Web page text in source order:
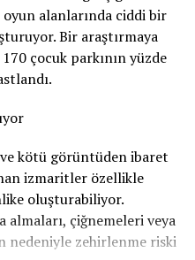
#Ukrayna
40. Yıl Dönümünü
Öğretmenin İşten
Maliyet
ceza verildi.
kaldı
olarak hükme bağlandı.
96 gün tutuklu
edildi. Böylece
şartlı ceza kaldı.
cezasıödemesine karar
alanlarında ciddi bir
Bir araştırmaya
çocuk parkının yüzde
kötü görüntüden ibaret
izmaritler özellikle
oluşturabiliyor.
almaları, çiğnemeleri veya
nedeniyle zehirlenme riski